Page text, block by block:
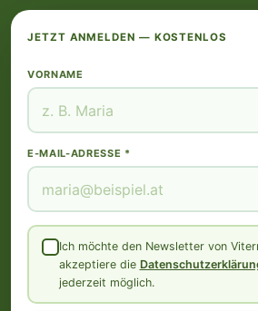
JETZT ANMELDEN — KOSTENLOS
VORNAME
E-MAIL-ADRESSE *
Ich möchte den Newsletter von
akzeptiere die
jederzeit möglich.